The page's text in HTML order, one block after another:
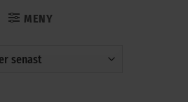
MENY